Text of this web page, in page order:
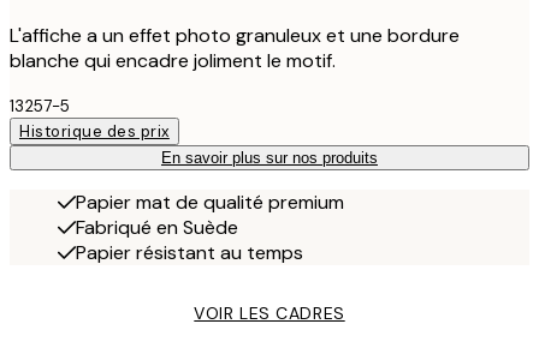
L'affiche a un effet photo granuleux et une bordure
blanche qui encadre joliment le motif.
13257-5
Historique des prix
En savoir plus sur nos produits
Papier mat de qualité premium
Fabriqué en Suède
Papier résistant au temps
VOIR LES CADRES